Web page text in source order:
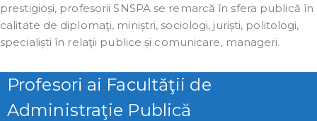
prestigioși, profesorii SNSPA se remarcă în sfera publică în
calitate de diplomaţi, miniștri, sociologi, juriști, politologi,
specialiști în relaţii publice și comunicare, manageri.
Profesori ai Facultăţii de
Administraţie Publică